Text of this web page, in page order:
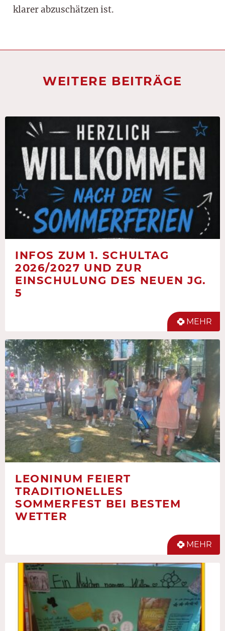
klarer abzuschätzen ist.
WEITERE BEITRÄGE
INFOS ZUM 1. SCHULTAG
2026/2027 UND ZUR
EINSCHULUNG DES NEUEN JG.
5
MEHR
LEONINUM FEIERT
TRADITIONELLES
SOMMERFEST BEI BESTEM
WETTER
MEHR